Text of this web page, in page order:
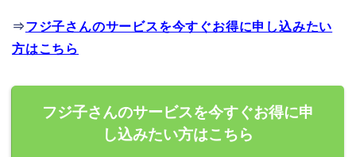
⇒フジ子さんのサービスを今すぐお得に申し込みたい
方はこちら
フジ子さんのサービスを今すぐお得に申
し込みたい方はこちら